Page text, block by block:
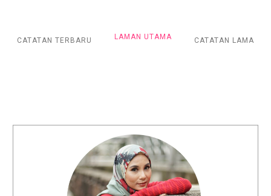
CATATAN TERBARU CATATAN LAMA
LAMAN UTAMA